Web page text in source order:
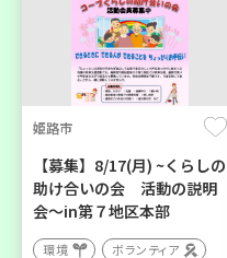
姫路市
【募集】8/17(月) ~くらしの
助け合いの会 活動の説明
会～in第７地区本部
環境 ボランティア